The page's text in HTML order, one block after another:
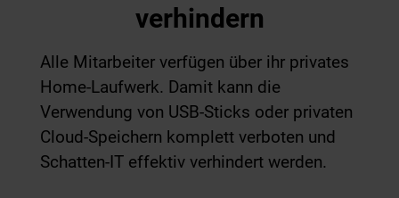
verhindern
Alle Mitarbeiter verfügen über ihr privates
Home-Laufwerk. Damit kann die
Verwendung von USB-Sticks oder privaten
Cloud-Speichern komplett verboten und
Schatten-IT effektiv verhindert werden.